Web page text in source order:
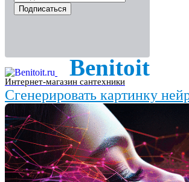
Подписаться
Benitoit
Интернет-магазин сантехники
Сгенерировать картинку